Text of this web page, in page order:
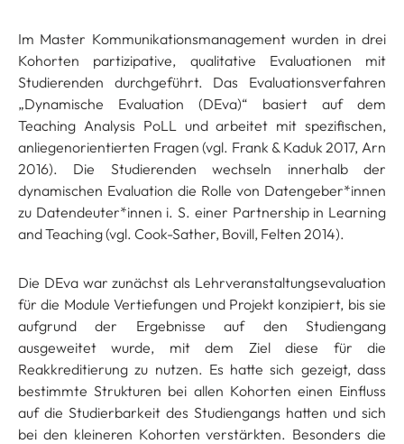
Im Master Kommunikationsmanagement wurden in drei
Kohorten partizipative, qualitative Evaluationen mit
Studierenden durchgeführt. Das Evaluationsverfahren
„Dynamische Evaluation (DEva)“ basiert auf dem
Teaching Analysis PoLL und arbeitet mit spezifischen,
anliegenorientierten Fragen (vgl. Frank & Kaduk 2017, Arn
2016). Die Studierenden wechseln innerhalb der
dynamischen Evaluation die Rolle von Datengeber*innen
zu Datendeuter*innen i. S. einer Partnership in Learning
and Teaching (vgl. Cook-Sather, Bovill, Felten 2014).
Die DEva war zunächst als Lehrveranstaltungsevaluation
für die Module Vertiefungen und Projekt konzipiert, bis sie
aufgrund der Ergebnisse auf den Studiengang
ausgeweitet wurde, mit dem Ziel diese für die
Reakkreditierung zu nutzen. Es hatte sich gezeigt, dass
bestimmte Strukturen bei allen Kohorten einen Einfluss
auf die Studierbarkeit des Studiengangs hatten und sich
bei den kleineren Kohorten verstärkten. Besonders die